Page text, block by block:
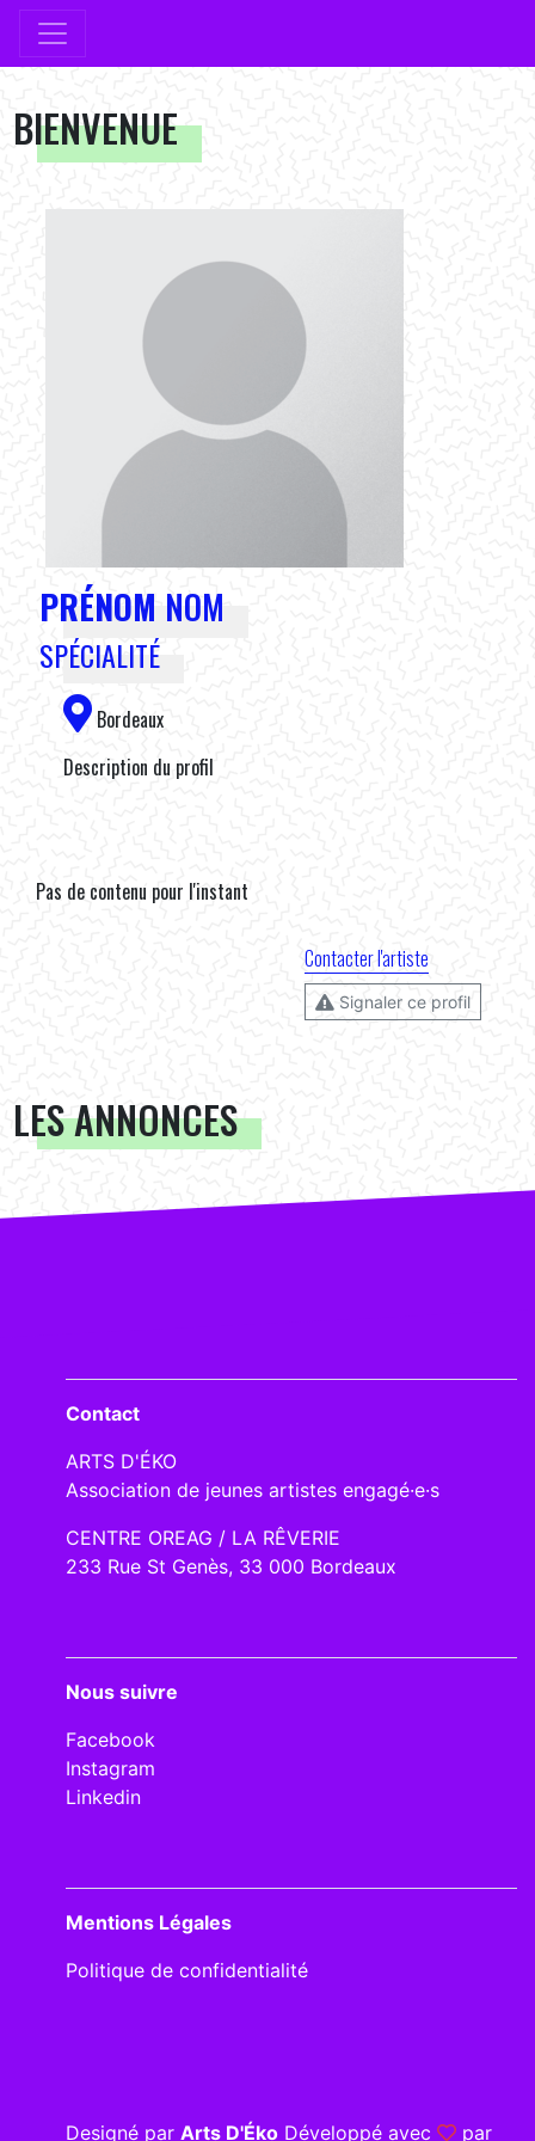
BIENVENUE
PRÉNOM NOM
SPÉCIALITÉ
Bordeaux
Description du profil
Pas de contenu pour l'instant
Contacter l'artiste
Signaler ce profil
LES ANNONCES
Contact
ARTS D'ÉKO
Association de jeunes artistes engagé·e·s
CENTRE OREAG / LA RÊVERIE
233 Rue St Genès, 33 000 Bordeaux
Nous suivre
Facebook
Instagram
Linkedin
Mentions Légales
Politique de confidentialité
Designé par Arts D'Éko Développé avec par